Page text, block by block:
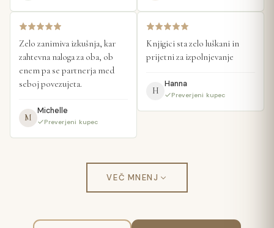
Zelo zanimiva izkušnja, kar
zahtevna naloga za oba, ob
enem pa se partnerja med
seboj povezujeta.
M
Michelle
Preverjeni kupec
Knjigici sta zelo luškani in
prijetni za izpolnjevanje
H
Hanna
Preverjeni kupec
VEČ MNENJ